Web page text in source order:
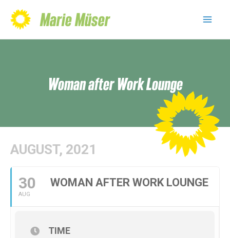
content
Marie Müser
Woman after Work Lounge
AUGUST, 2021
30
AUG
WOMAN AFTER WORK LOUNGE
TIME